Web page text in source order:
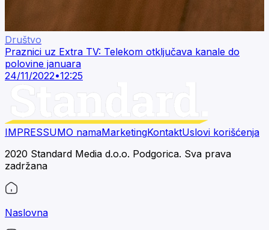
Društvo
Praznici uz Extra TV: Telekom otključava kanale do
polovine januara
24/11/2022•12:25
IMPRESSUMO namaMarketingKontaktUslovi korišćenja
2020 Standard Media d.o.o. Podgorica. Sva prava
zadržana
Naslovna